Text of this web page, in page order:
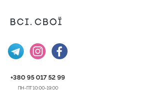
+380 95 017 52 99
ПН-ПТ 10:00-19:00